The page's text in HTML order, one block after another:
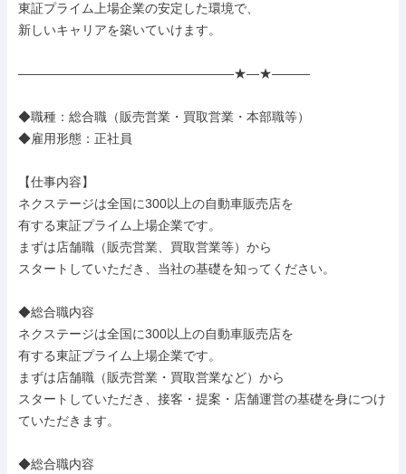
東証プライム上場企業の安定した環境で、
新しいキャリアを築いていけます。
―――――――――――――――――★―★―――
◆職種：総合職（販売営業・買取営業・本部職等）
◆雇用形態：正社員
【仕事内容】
ネクステージは全国に300以上の自動車販売店を
有する東証プライム上場企業です。
まずは店舗職（販売営業、買取営業等）から
スタートしていただき、当社の基礎を知ってください。
◆総合職内容
ネクステージは全国に300以上の自動車販売店を
有する東証プライム上場企業です。
まずは店舗職（販売営業・買取営業など）から
スタートしていただき、接客・提案・店舗運営の基礎を身につけ
ていただきます。
◆総合職内容